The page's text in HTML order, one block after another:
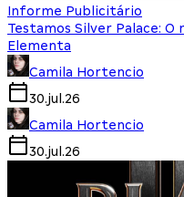
Informe Publicitário
Testamos Silver Palace: O
Elementa
Camila Hortencio
30.jul.26
Camila Hortencio
30.jul.26